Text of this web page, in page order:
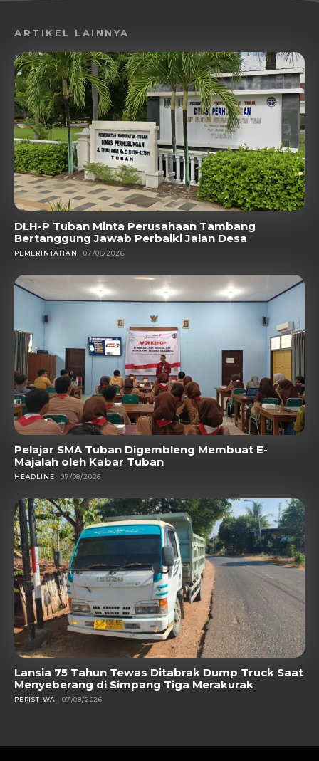
ARTIKEL LAINNYA
DLH-P Tuban Minta Perusahaan Tambang
Bertanggung Jawab Perbaiki Jalan Desa
PEMERINTAHAN 07/08/2026
Pelajar SMA Tuban Digembleng Membuat E-
Majalah oleh Kabar Tuban
HEADLINE 07/08/2026
Lansia 75 Tahun Tewas Ditabrak Dump Truck Saat
Menyeberang di Simpang Tiga Merakurak
PERISTIWA 07/08/2026